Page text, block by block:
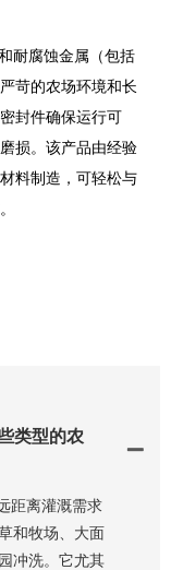
耐腐蚀金属（包括
苛的农场环境和长
封件确保运行可
损。该产品由经验
料制造，可轻松与
类型的农
距离灌溉需求
和牧场、大面
冲洗。它尤其